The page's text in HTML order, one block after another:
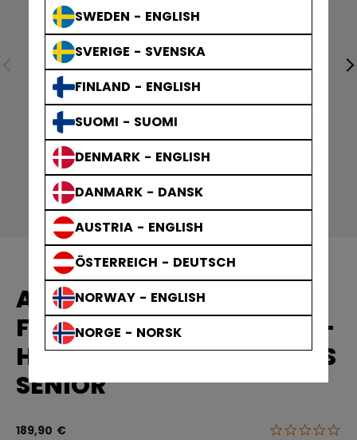
SWEDEN - ENGLISH
SVERIGE - SVENSKA
FINLAND - ENGLISH
SUOMI - SUOMI
DENMARK - ENGLISH
DANMARK - DANSK
AUSTRIA - ENGLISH
ÖSTERREICH - DEUTSCH
NORWAY - ENGLISH
NORGE - NORSK
AUSRÜSTUNG FÜR
FRAUEN FTW EISHOCKEY-
HOSEN KLETTVERSCHLUSS
SENIOR
189,90 € 5 von 5